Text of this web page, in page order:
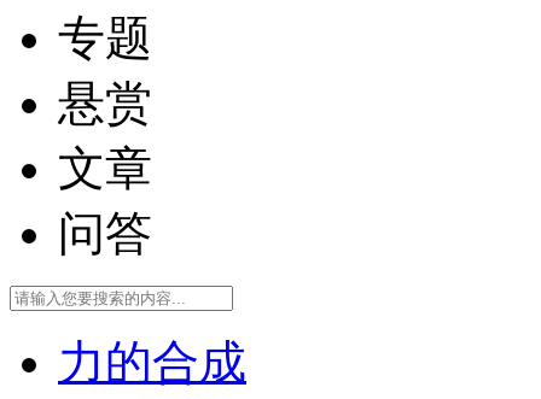
专题
悬赏
文章
问答
力的合成